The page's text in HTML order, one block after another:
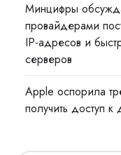
Минцифры
провайдерами
IP-адресов и
серверов
Apple оспорила
получить доступ